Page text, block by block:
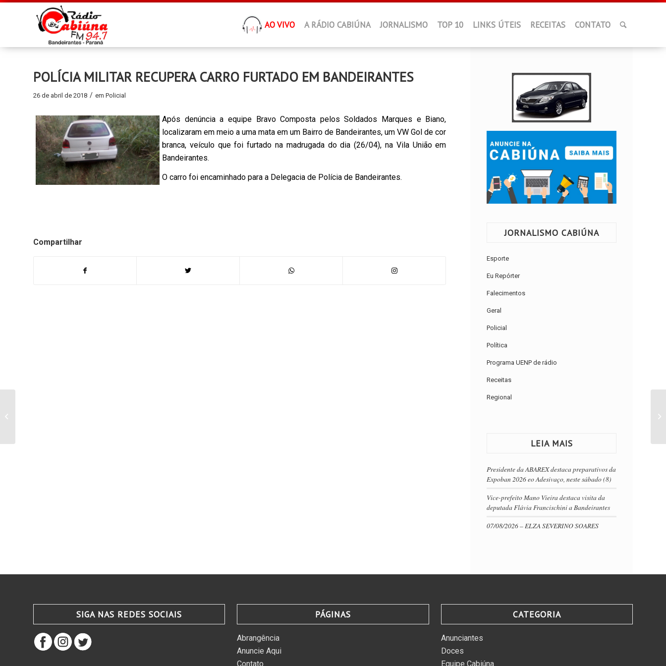
AO VIVO A RÁDIO CABIÚNA JORNALISMO TOP 10 LINKS ÚTEIS RECEITAS CONTATO
POLÍCIA MILITAR RECUPERA CARRO FURTADO EM BANDEIRANTES
26 de abril de 2018 / em Policial
Após denúncia a equipe Bravo Composta pelos Soldados Marques e Biano,
localizaram em meio a uma mata em um Bairro de Bandeirantes, um VW Gol de cor
branca, veículo que foi furtado na madrugada do dia (26/04), na Vila União em
Bandeirantes.
O carro foi encaminhado para a Delegacia de Polícia de Bandeirantes.
Compartilhar
JORNALISMO CABIÚNA
Esporte
Eu Repórter
Falecimentos
Geral
Policial
Política
Programa UENP de rádio
Receitas
Regional
LEIA MAIS
Presidente da ABAREX destaca preparativos da
Expoban 2026 eo Adesivaço, neste sábado (8)
Vice-prefeito Mano Vieira destaca visita da
deputada Flávia Francischini a Bandeirantes
07/08/2026 – ELZA SEVERINO SOARES
SIGA NAS REDES SOCIAIS PÁGINAS
Abrangência
Anuncie Aqui
Contato
CATEGORIA
Anunciantes
Doces
Equipe Cabiúna